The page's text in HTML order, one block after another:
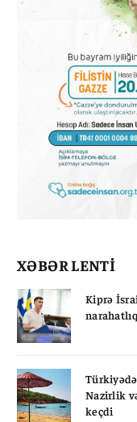
XƏBƏR LENTİ
Kiprə
Nazirlik
keçdi